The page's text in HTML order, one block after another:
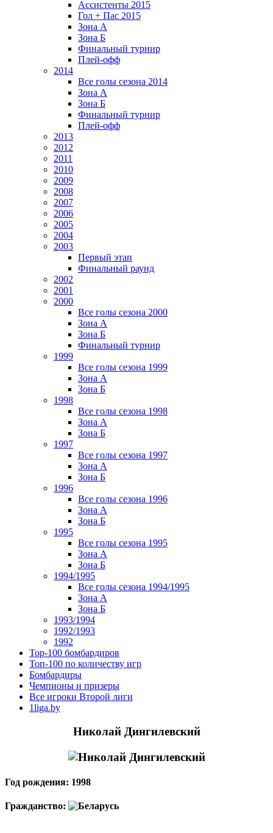
Ассистенты 2015
Гол + Пас 2015
Зона А
Зона Б
Финальный турнир
Плей-офф
2014
Все голы сезона 2014
Зона А
Зона Б
Финальный турнир
Плей-офф
2013
2012
2011
2010
2009
2008
2007
2006
2005
2004
2003
Первый этап
Финальный раунд
2002
2001
2000
Все голы сезона 2000
Зона А
Зона Б
Финальный турнир
1999
Все голы сезона 1999
Зона А
Зона Б
1998
Все голы сезона 1998
Зона А
Зона Б
1997
Все голы сезона 1997
Зона А
Зона Б
1996
Все голы сезона 1996
Зона А
Зона Б
1995
Все голы сезона 1995
Зона А
Зона Б
1994/1995
Все голы сезона 1994/1995
Зона А
Зона Б
1993/1994
1992/1993
1992
Top-100 бомбардиров
Топ-100 по количеству игр
Бомбардиры
Чемпионы и призеры
Все игроки Второй лиги
1liga.by
Николай Дингилевский
Год рождения: 1998
Гражданство: